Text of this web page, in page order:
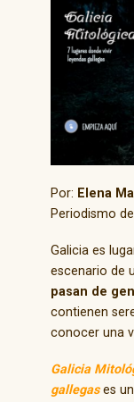
Por: Elena
Periodismo
Galicia es
escenario de
pasan de
contienen
conocer una
Galicia
gallegas es